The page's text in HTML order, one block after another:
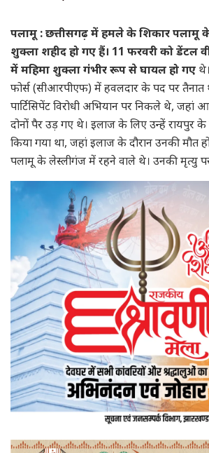
पलामू : छत्तीसगढ़ में हमले के शिकार पलामू के
शुक्ला शहीद हो गए हैं। 11 फरवरी को डेंटल
में महिमा शुक्ला गंभीर रूप से घायल हो गए
फोर्स (सीआरपीएफ) में हवलदार के पद पर तैनात
पार्टिसिपेंट विरोधी अभियान पर निकले थे, जहां
दोनों पैर उड़ गए थे। इलाज के लिए उन्हें रायपुर
किया गया था, जहां इलाज के दौरान उनकी मौत
पलामू के लेस्लीगंज में रहने वाले थे। उनकी मृत्यु